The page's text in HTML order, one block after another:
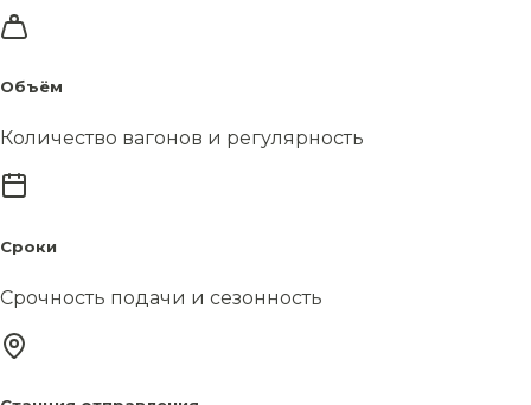
Объём
Количество вагонов и регулярность
Сроки
Срочность подачи и сезонность